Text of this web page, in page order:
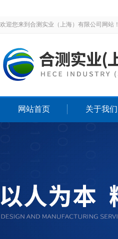
欢迎您来到合测实业（上海）有限公司网站！
网站首页 关于我们